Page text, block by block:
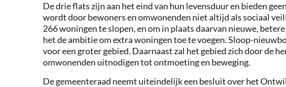
De drie flats zijn aan het eind van hun levensduur en bieden
wordt door bewoners en omwonenden niet altijd als sociaal
266 woningen te slopen, en om in plaats daarvan nieuwe,
het de ambitie om extra woningen toe te voegen. Sloop-
voor een groter gebied. Daarnaast zal het gebied zich door de
omwonenden uitnodigen tot ontmoeting en beweging.
De gemeenteraad neemt uiteindelijk een besluit over het